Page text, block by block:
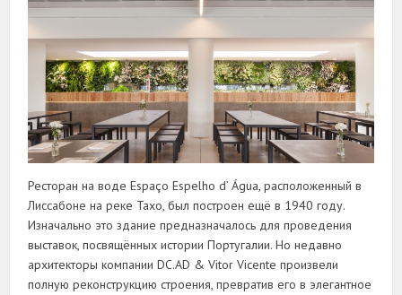
Ресторан на воде Espaço Espelho d’ Água, расположенный в
Лиссабоне на реке Тахо, был построен ещё в 1940 году.
Изначально это здание предназначалось для проведения
выставок, посвящённых истории Португалии. Но недавно
архитекторы компании DC.AD & Vitor Vicente произвели
полную реконструкцию строения, превратив его в элегантное